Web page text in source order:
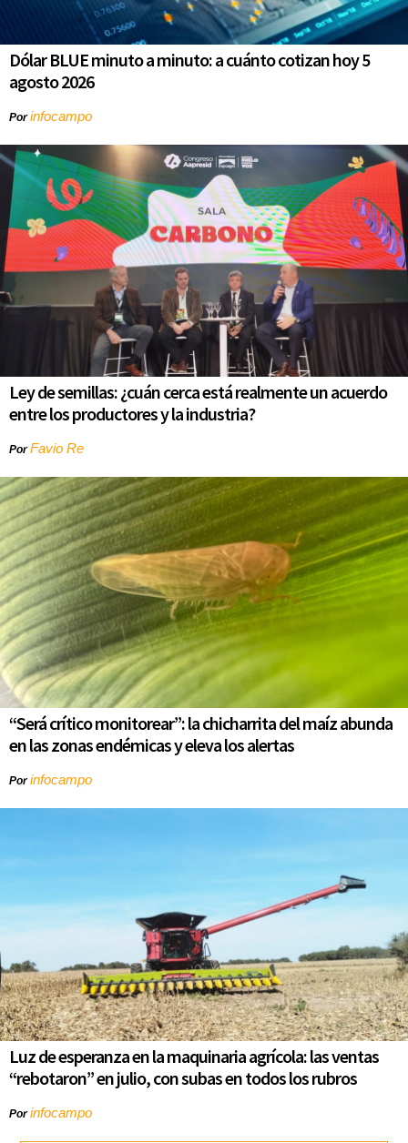
Dólar BLUE minuto a minuto: a cuánto cotizan hoy 5
agosto 2026
Porinfocampo
Ley de semillas: ¿cuán cerca está realmente un acuerdo
entre los productores y la industria?
PorFavio Re
“Será crítico monitorear”: la chicharrita del maíz abunda
en las zonas endémicas y eleva los alertas
Porinfocampo
Luz de esperanza en la maquinaria agrícola: las ventas
“rebotaron” en julio, con subas en todos los rubros
Porinfocampo